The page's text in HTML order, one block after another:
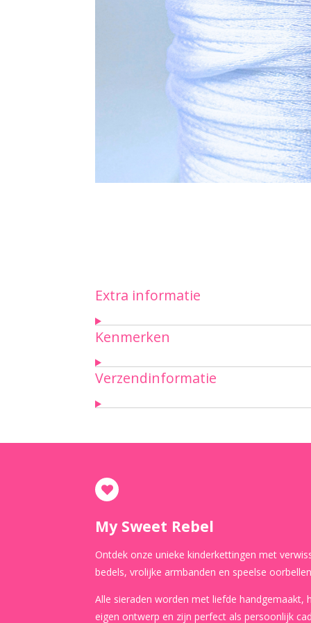
Extra informatie
Kenmerken
Verzendinformatie
My Sweet Rebel
Ontdek onze unieke kinderkettingen met
bedels, vrolijke armbanden en speelse
Alle sieraden worden met liefde handgemaakt,
eigen ontwerp en zijn perfect als persoonlijk